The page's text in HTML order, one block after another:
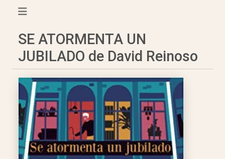
SE ATORMENTA UN
JUBILADO de David Reinoso